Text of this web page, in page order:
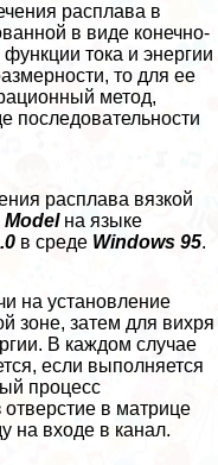
расплава в
в виде конечно-
тока и энергии
то для ее
метод,
последовательности
расплава вязкой
Model на языке
.0 в среде Windows 95.
на установление
зоне, затем для вихря
В каждом случае
если выполняется
процесс
в матрице
на входе в канал.